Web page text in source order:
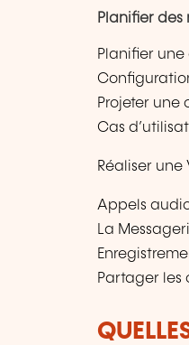
Planifier des
Planifier
Projeter
Cas
Réaliser
Appels
La
Partager les